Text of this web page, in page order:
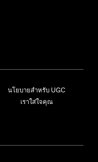
นโยบายสำหรับ UGC
เราใส่ใจคุณ